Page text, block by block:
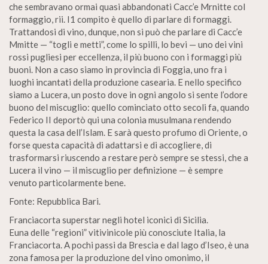
che sembravano ormai quasi abbandonati Cacc’e Mrnitte col
formaggio, rii. I1 compito è quello di parlare di formaggi.
Trattandosi di vino, dunque, non si può che parlare di Cacc’e
Mmitte — “togli e metti”, come lo spilli, lo bevi — uno dei vini
rossi pugliesi per eccellenza, il più buono con i formaggi più
buoni. Non a caso siamo in provincia di Foggia, uno fra i
luoghi incantati della produzione casearia. E nello specifico
siamo a Lucera, un posto dove in ogni angolo si sente l’odore
buono del miscuglio: quello cominciato otto secoli fa, quando
Federico II deportò qui una colonia musulmana rendendo
questa la casa dell’Islam. E sarà questo profumo di Oriente, o
forse questa capacità di adattarsi e di accogliere, di
trasformarsi riuscendo a restare però sempre se stessi, che a
Lucera il vino — il miscuglio per definizione — è sempre
venuto particolarmente bene.
Fonte: Repubblica Bari.
Franciacorta superstar negli hotel iconici di Sicilia.
Euna delle “regioni” vitivinicole più conosciute Italia, la
Franciacorta. A pochi passi da Brescia e dal lago d’Iseo, è una
zona famosa per la produzione del vino omonimo, il